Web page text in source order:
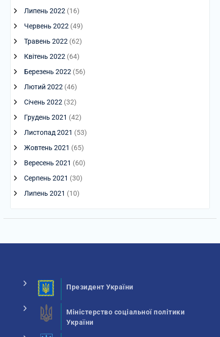
Липень 2022 (16)
Червень 2022 (49)
Травень 2022 (62)
Квітень 2022 (64)
Березень 2022 (56)
Лютий 2022 (46)
Січень 2022 (32)
Грудень 2021 (42)
Листопад 2021 (53)
Жовтень 2021 (65)
Вересень 2021 (60)
Серпень 2021 (30)
Липень 2021 (10)
Президент України
Міністерство соціальної політики
України